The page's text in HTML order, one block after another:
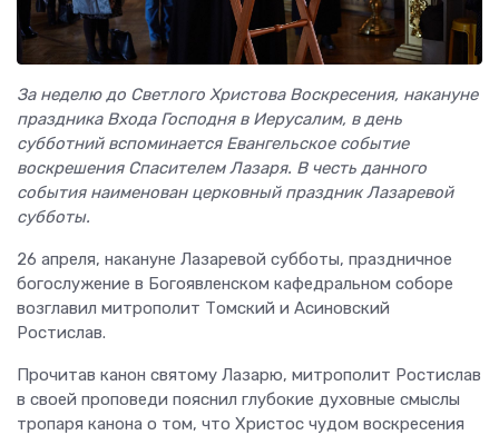
За неделю до Светлого Христова Воскресения, накануне
праздника Входа Господня в Иерусалим, в день
субботний вспоминается Евангельское событие
воскрешения Спасителем Лазаря. В честь данного
события наименован церковный праздник Лазаревой
субботы.
26 апреля, накануне Лазаревой субботы, праздничное
богослужение в Богоявленском кафедральном соборе
возглавил митрополит Томский и Асиновский
Ростислав.
Прочитав канон святому Лазарю, митрополит Ростислав
в своей проповеди пояснил глубокие духовные смыслы
тропаря канона о том, что Христос чудом воскресения